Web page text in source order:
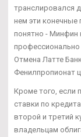
транслировался
нем эти конечные
понятно - Минфин
профессионально
Отмена Латте
Фенилпропионат
Кроме того, если
ставки по
второй и третий
владельцам